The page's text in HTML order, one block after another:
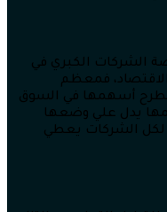
الشركات الكبري في
الاقتصاد، فمعظم
تطرح أسهمها في السوق
يدل علي وضعها
لكل الشركات يعطي